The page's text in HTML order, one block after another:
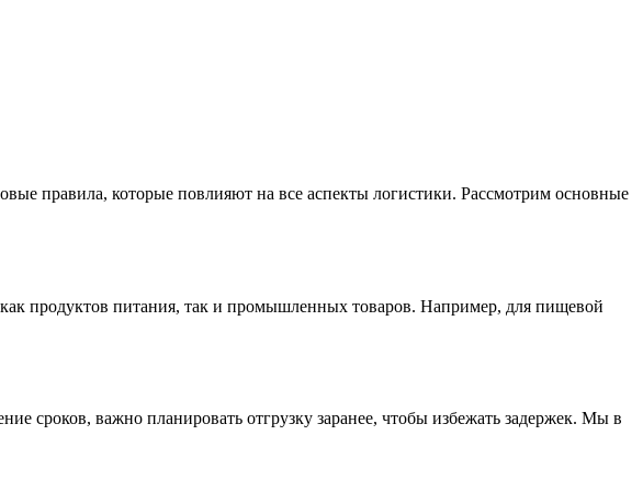
правила, которые повлияют на все аспекты логистики. Рассмотрим основные
как продуктов питания, так и промышленных товаров. Например, для пищевой
сроков, важно планировать отгрузку заранее, чтобы избежать задержек. Мы в